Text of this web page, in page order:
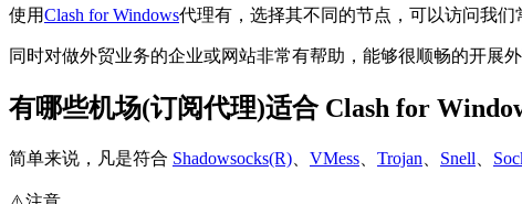
使用Clash for Windows代理有，选择其不同的节点，可以访问我们
同时对做外贸业务的企业或网站非常有帮助，能够很顺畅的开展外
有哪些机场(订阅代理)适合 Clash for
简单来说，凡是符合 Shadowsocks(R) VMess Trojan Snell